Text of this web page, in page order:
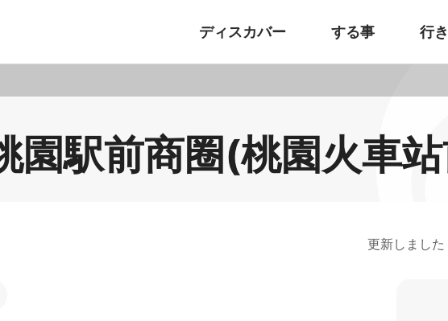
ディスカバー する事 行
園駅前商圈(桃園火車
更新しました